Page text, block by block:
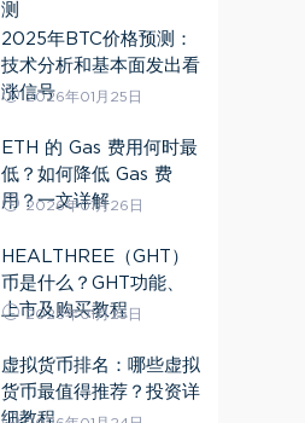
测
2025年BTC价格预测：
技术分析和基本面发出看
涨信号
2026年01月25日
ETH 的 Gas 费用何时最
低？如何降低 Gas 费
用？一文详解
2026年01月26日
HEALTHREE（GHT）
币是什么？GHT功能、
上市及购买教程
2026年01月25日
虚拟货币排名：哪些虚拟
货币最值得推荐？投资详
细教程